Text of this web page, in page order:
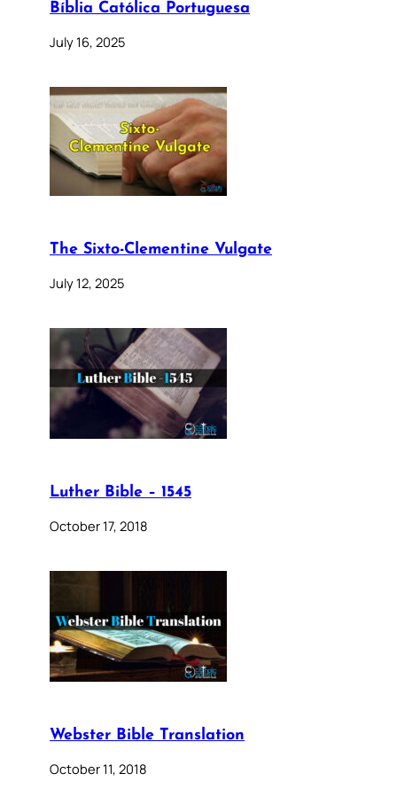
Bíblia Católica Portuguesa
July 16, 2025
The Sixto-Clementine Vulgate
July 12, 2025
Luther Bible – 1545
October 17, 2018
Webster Bible Translation
October 11, 2018